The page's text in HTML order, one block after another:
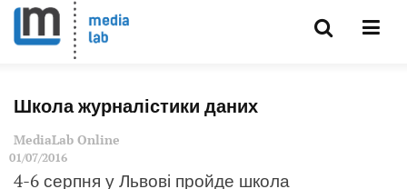
Школа журналістики даних
MediaLab Online
01/07/2016
4-6 серпня у Львові пройде школа